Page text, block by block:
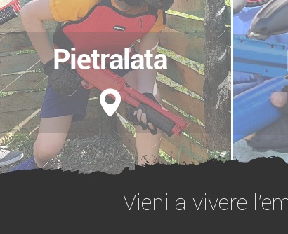
Pietralata
Vieni a vivere